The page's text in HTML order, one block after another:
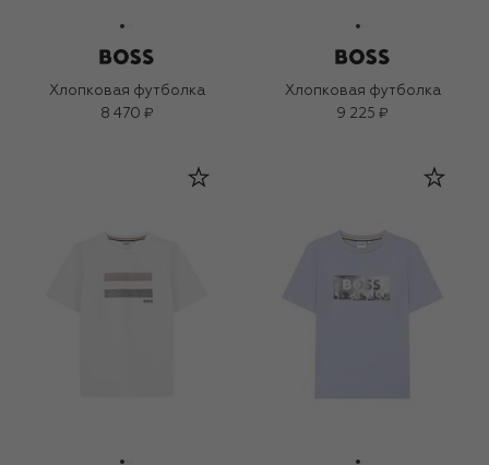
Хлопковая футболка
8 470 ₽
Хлопковая футболка
9 225 ₽